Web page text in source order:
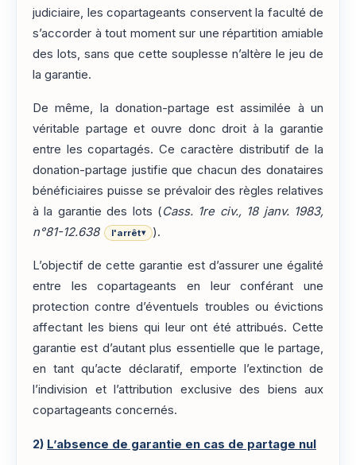
judiciaire, les copartageants conservent la faculté de
s’accorder à tout moment sur une répartition amiable
des lots, sans que cette souplesse n’altère le jeu de
la garantie.
De même, la donation-partage est assimilée à un
véritable partage et ouvre donc droit à la garantie
entre les copartagés. Ce caractère distributif de la
donation-partage justifie que chacun des donataires
bénéficiaires puisse se prévaloir des règles relatives
à la garantie des lots (Cass. 1re civ., 18 janv. 1983,
n°81-12.638
l'arrêt▾ ).
L’objectif de cette garantie est d’assurer une égalité
entre les copartageants en leur conférant une
protection contre d’éventuels troubles ou évictions
affectant les biens qui leur ont été attribués. Cette
garantie est d’autant plus essentielle que le partage,
en tant qu’acte déclaratif, emporte l’extinction de
l’indivision et l’attribution exclusive des biens aux
copartageants concernés.
2) L’absence de garantie en cas de partage nul